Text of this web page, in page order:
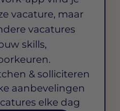
vacature, maar
vacatures
skills,
& solliciteren
aanbevelingen
elke dag